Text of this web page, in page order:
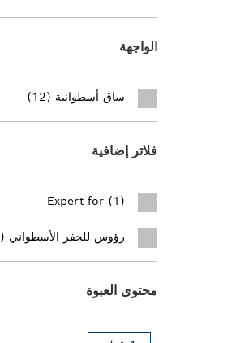
الواجهة
ساق أسطوانية (12)
فلاتر إضافية
Expert for (1)
رؤوس للحفر الأسطواني (1)
محتوى العبوة